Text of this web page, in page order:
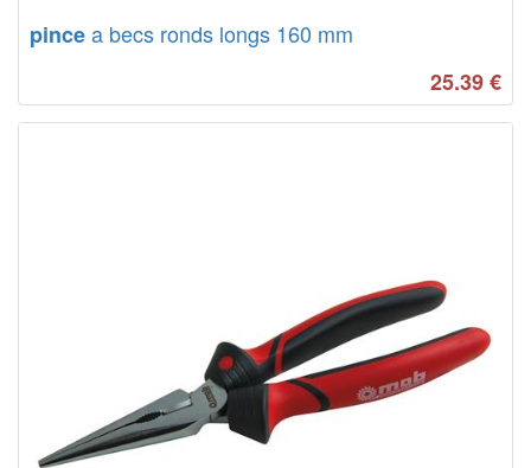
pincea becs ronds longs 160 mm
25.39€